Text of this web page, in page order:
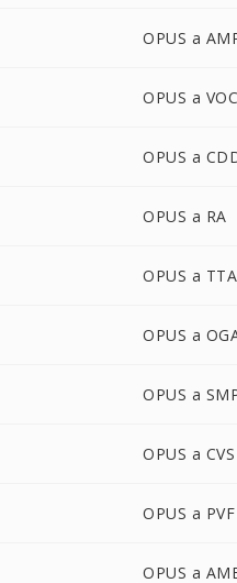
OPUS a
OPUS a VOC
OPUS a
OPUS a RA
OPUS a TTA
OPUS a
OPUS a
OPUS a CVS
OPUS a PVF
OPUS a